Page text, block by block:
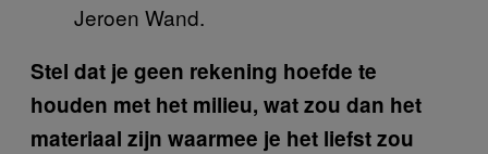
Jeroen Wand.
Stel dat je geen rekening hoefde te
houden met het milieu, wat zou dan het
materiaal zijn waarmee je het liefst zou